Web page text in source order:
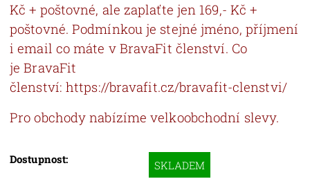
Kč + poštovné, ale zaplaťte jen 169,- Kč +
poštovné. Podmínkou je stejné jméno, příjmení
i email co máte v BravaFit členství. Co
je BravaFit
členství: https://bravafit.cz/bravafit-clenstvi/
Pro obchody nabízíme velkoobchodní slevy.
Dostupnost: SKLADEM